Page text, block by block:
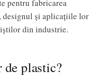
pentru fabricarea
designul și aplicațiile lor
din industrie.
de plastic?